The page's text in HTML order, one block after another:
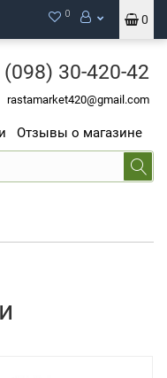
0
0
(098) 30-420-42
rastamarket420@gmail.com
Отзывы о магазине